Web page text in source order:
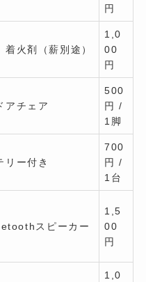
円
火剤（薪別途）
1,0
00
円
アチェア
500
円 /
1脚
リー付き
700
円 /
1台
スピーカー
1,5
00
円
1,0